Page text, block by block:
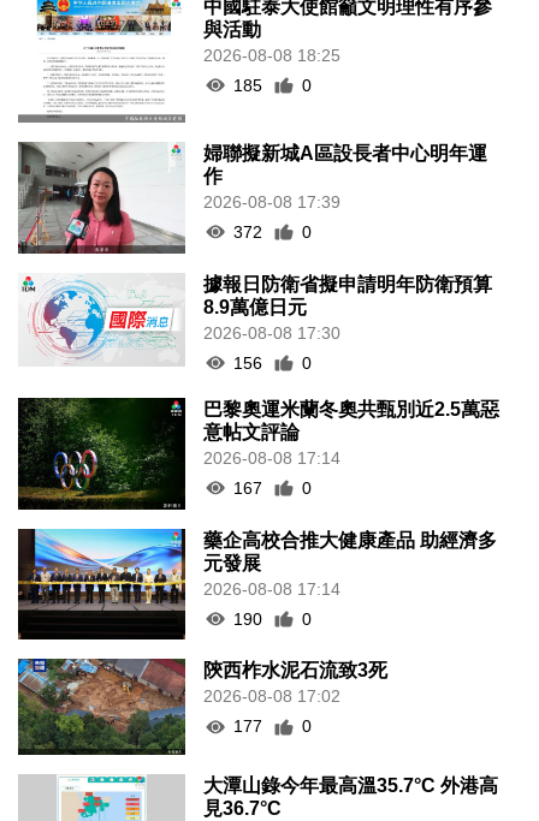
中國駐泰大使館籲文明理性有序參
與活動
2026-08-08 18:25
185
0
婦聯擬新城A區設長者中心明年運
作
2026-08-08 17:39
372
0
據報日防衛省擬申請明年防衛預算
8.9萬億日元
2026-08-08 17:30
156
0
巴黎奧運米蘭冬奧共甄別近2.5萬惡
意帖文評論
2026-08-08 17:14
167
0
藥企高校合推大健康產品 助經濟多
元發展
2026-08-08 17:14
190
0
陝西柞水泥石流致3死
2026-08-08 17:02
177
0
大潭山錄今年最高溫35.7°C 外港高
見36.7°C